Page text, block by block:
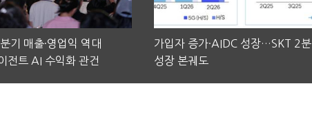
기 매출·영업익 역대
전트 AI 수익화 관건
가입자 증가·AIDC 성장…SKT 2
성장 본궤도